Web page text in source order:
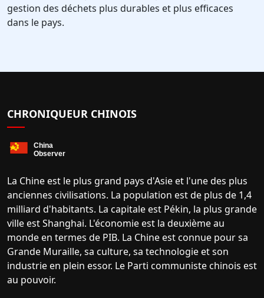
gestion des déchets plus durables et plus efficaces
dans le pays.
CHRONIQUEUR CHINOIS
La Chine est le plus grand pays d'Asie et l'une des plus
anciennes civilisations. La population est de plus de 1,4
milliard d'habitants. La capitale est Pékin, la plus grande
ville est Shanghai. L'économie est la deuxième au
monde en termes de PIB. La Chine est connue pour sa
Grande Muraille, sa culture, sa technologie et son
industrie en plein essor. Le Parti communiste chinois est
au pouvoir.